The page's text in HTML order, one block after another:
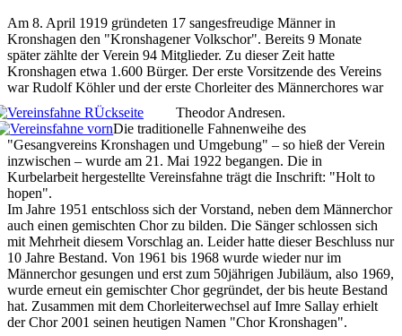
Am 8. April 1919 gründeten 17 sangesfreudige Männer in
Kronshagen den "Kronshagener Volkschor". Bereits 9 Monate
später zählte der Verein 94 Mitglieder. Zu dieser Zeit hatte
Kronshagen etwa 1.600 Bürger. Der erste Vorsitzende des Vereins
war Rudolf Köhler und der erste Chorleiter des Männerchores war
Theodor Andresen.
Die traditionelle Fahnenweihe des
"Gesangvereins Kronshagen und Umgebung" – so hieß der Verein
inzwischen – wurde am 21. Mai 1922 begangen. Die in
Kurbelarbeit hergestellte Vereinsfahne trägt die Inschrift: "Holt to
hopen".
Im Jahre 1951 entschloss sich der Vorstand, neben dem Männerchor
auch einen gemischten Chor zu bilden. Die Sänger schlossen sich
mit Mehrheit diesem Vorschlag an. Leider hatte dieser Beschluss nur
10 Jahre Bestand. Von 1961 bis 1968 wurde wieder nur im
Männerchor gesungen und erst zum 50jährigen Jubiläum, also 1969,
wurde erneut ein gemischter Chor gegründet, der bis heute Bestand
hat. Zusammen mit dem Chorleiterwechsel auf Imre Sallay erhielt
der Chor 2001 seinen heutigen Namen "Chor Kronshagen".